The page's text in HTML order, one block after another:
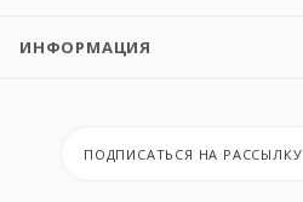
ИНФОРМАЦИЯ
ПОДПИСАТЬСЯ НА РАССЫЛКУ